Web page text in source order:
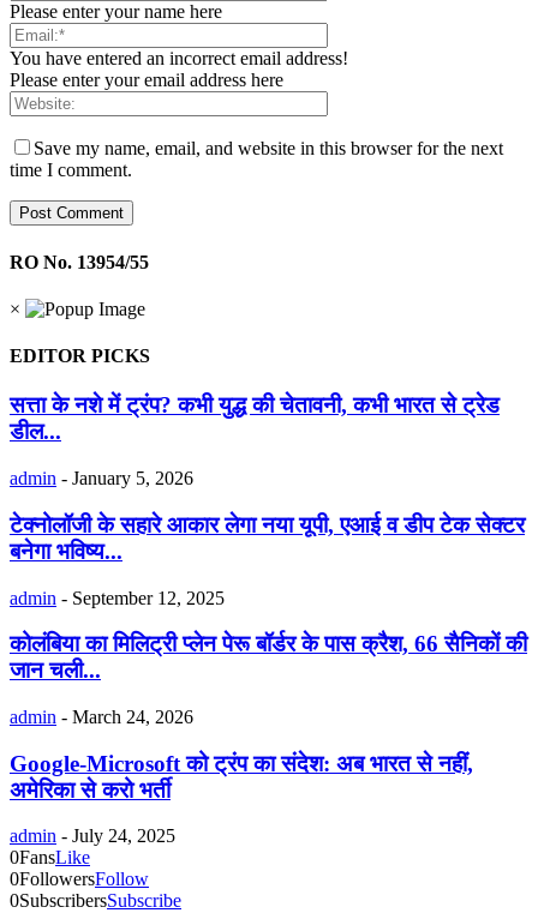
Please enter your name here
You have entered an incorrect email address!
Please enter your email address here
Save my name, email, and website in this browser for the next
time I comment.
RO No. 13954/55
×
EDITOR PICKS
सत्ता के नशे में ट्रंप? कभी युद्ध की चेतावनी, कभी भारत से ट्रेड
डील...
admin - January 5, 2026
टेक्नोलॉजी के सहारे आकार लेगा नया यूपी, एआई व डीप टेक सेक्टर
बनेगा भविष्य...
admin - September 12, 2025
कोलंबिया का मिलिट्री प्लेन पेरू बॉर्डर के पास क्रैश, 66 सैनिकों की
जान चली...
admin - March 24, 2026
Google-Microsoft को ट्रंप का संदेश: अब भारत से नहीं,
अमेरिका से करो भर्ती
admin - July 24, 2025
0FansLike
0FollowersFollow
0SubscribersSubscribe